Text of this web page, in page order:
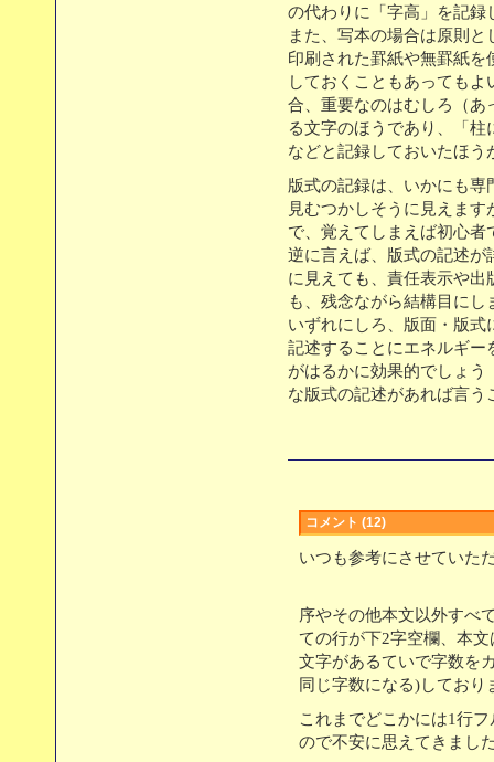
の代わりに「字高」を記録
また、写本の場合は原則
印刷された罫紙や無罫紙
しておくこともあっても
合、重要なのはむしろ（あ
る文字のほうであり、「
などと記録しておいたほう
版式の記録は、いかにも
見むつかしそうに見えま
で、覚えてしまえば初心
逆に言えば、版式の記述が
に見えても、責任表示や
も、残念ながら結構目に
いずれにしろ、版面・版
記述することにエネルギー
がはるかに効果的でしょ
な版式の記述があれば言う
コメント (12)
いつも参考にさせていた
序やその他本文以外すべ
ての行が下2字空欄、本
文字があるていで字数を
同じ字数になる)してお
これまでどこかには1行
ので不安に思えてきまし